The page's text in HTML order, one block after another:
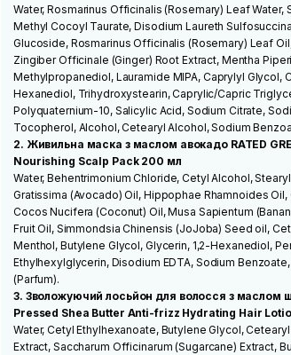
Water, Rosmarinus Officinalis (Rosemary) Leaf
Methyl Cocoyl Taurate, Disodium Laureth
Glucoside, Rosmarinus Officinalis (Rosemary) Leaf
Zingiber Officinale (Ginger) Root Extract, Mentha
Methylpropanediol, Lauramide MIPA, Caprylyl Glycol,
Hexanediol, Trihydroxystearin, Caprylic/Capric
Polyquaternium-10, Salicylic Acid, Sodium Citrate,
Tocopherol, Alcohol, Cetearyl Alcohol, Sodium
2. Живильна маска з маслом авокадо RATED
Nourishing Scalp Pack 200 мл
Water, Behentrimonium Chloride, Cetyl Alcohol,
Gratissima (Avocado) Oil, Hippophae Rhamnoides
Cocos Nucifera (Coconut) Oil, Musa Sapientum
Fruit Oil, Simmondsia Chinensis (JoJoba) Seed oil,
Menthol, Butylene Glycol, Glycerin, 1,2-Hexanediol,
Ethylhexylglycerin, Disodium EDTA, Sodium
(Parfum).
3. Зволожуючий лосьйон для волосся з маслом
Pressed Shea Butter Anti-frizz Hydrating Hair
Water, Cetyl Ethylhexanoate, Butylene Glycol,
Extract, Saccharum Officinarum (Sugarcane) Extract,